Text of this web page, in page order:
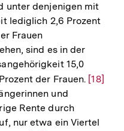
unter denjenigen mit
lediglich 2,6 Prozent
Frauen
sind es in der
15,0
der Frauen. Zur
[18]
und
Rente durch
nur etwa ein Viertel